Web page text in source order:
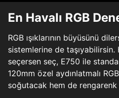
En Havalı RGB
RGB ışıklarının büyüsünü
sistemlerine de
seçersen seç, E750 ile
120mm özel aydınlatmalı
soğutacak hem de rengarenk